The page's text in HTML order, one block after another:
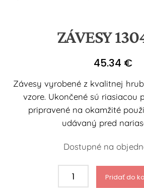
ZÁVESY
45.34 €
Závesy vyrobené z kvalitnej
vzore. Ukončené sú riasiacou
pripravené na okamžité
udávaný pred
Dostupné na
Pridať do